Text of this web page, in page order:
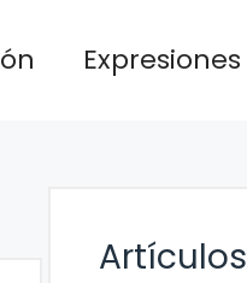
Expresiones
Artículos